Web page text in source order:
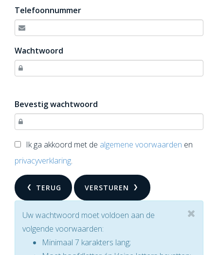
Telefoonnummer
Wachtwoord
Bevestig wachtwoord
Ik ga akkoord met de algemene voorwaarden en
privacyverklaring.
TERUG VERSTUREN
Uw wachtwoord moet voldoen aan de
volgende voorwaarden:
Minimaal 7 karakters lang;